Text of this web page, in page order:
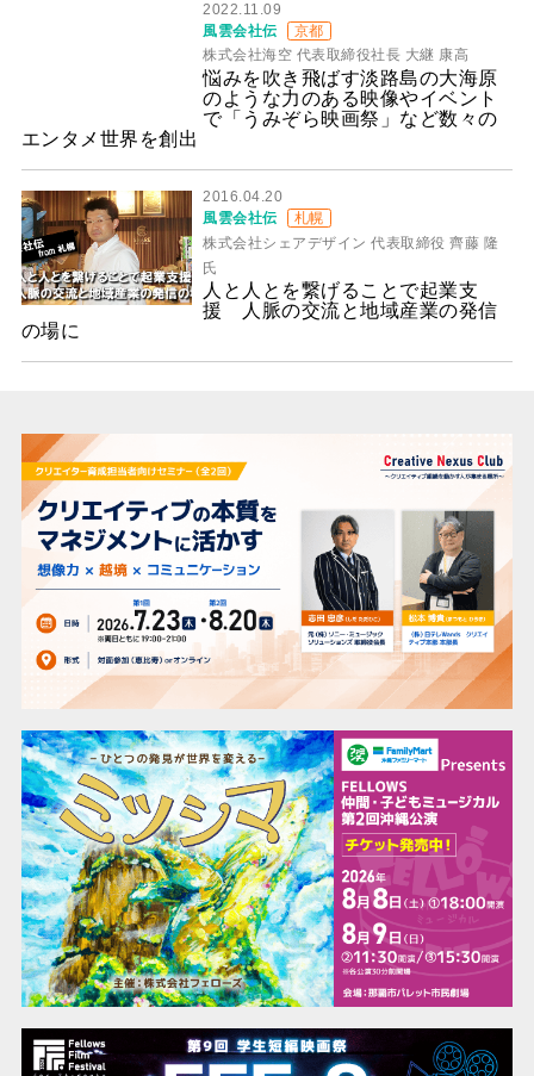
2022.11.09
風雲会社伝
京都
株式会社海空 代表取締役社長 大継 康高
悩みを吹き飛ばす淡路島の大海原
のような力のある映像やイベント
で「うみぞら映画祭」など数々の
エンタメ世界を創出
2016.04.20
風雲会社伝
札幌
株式会社シェアデザイン 代表取締役 齊藤 隆
氏
人と人とを繋げることで起業支
援 人脈の交流と地域産業の発信
の場に